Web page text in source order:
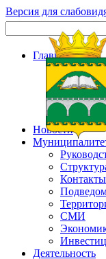
Версия для
Главная
Карта
Военная
Новости
Контакты
СМИ
Деятельность